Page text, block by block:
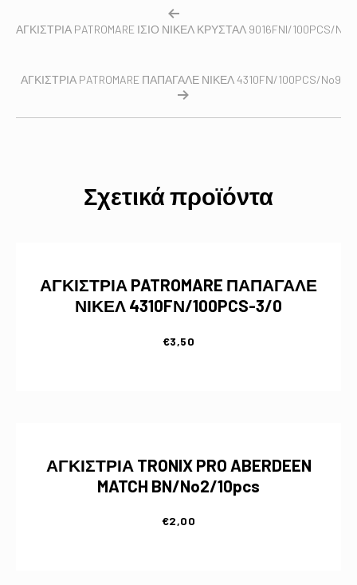
ΑΓΚΙΣΤΡΙΑ PATROMARE ΙΣΙΟ ΝΙΚΕΛ ΚΡΥΣΤΑΛ 9016FNI/100PCS/No9
ΑΓΚΙΣΤΡΙΑ PATROMARE ΠΑΠΑΓΑΛΕ ΝΙΚΕΛ 4310FΝ/100PCS/No9
Σχετικά προϊόντα
ΑΓΚΙΣΤΡΙΑ PATROMARE ΠΑΠΑΓΑΛΕ
ΝΙΚΕΛ 4310FΝ/100PCS-3/0
€3,50
ΑΓΚΙΣΤΡΙΑ TRONIX PRO ABERDEEN
MATCH BN/No2/10pcs
€2,00